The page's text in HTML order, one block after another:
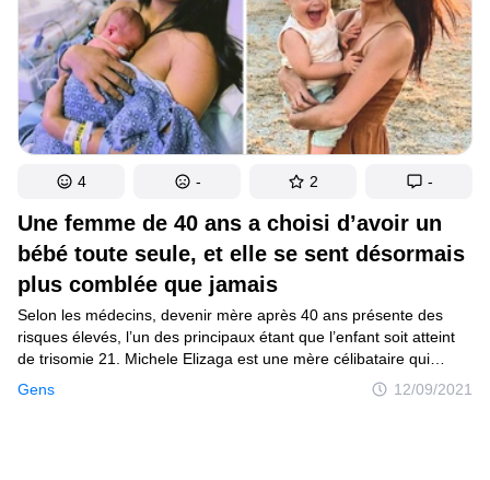
Une femme de 40 ans a choisi d’avoir un
bébé toute seule, et elle se sent désormais
plus comblée que jamais
Gens 12/09/2021
Selon les médecins, devenir mère après 40 ans présente des
risques élevés, l’un des principaux étant que l’enfant soit atteint
de trisomie 21. Michele Elizaga est une mère célibataire qui
a tout de même choisi d’avoir un enfant après 40 ans,
et aujourd’hui, malgré toutes les difficultés rencontrées, elle
4 - 2 -